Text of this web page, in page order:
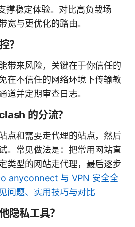
撑稳定体验。对比高负载场
宽与更优化的路由。
？
带来风险，关键在于你信任的
在不信任的网络环境下传输敏
道并定期审查日志。
的分流？
点和需要走代理的站点，然后
。常见做法是：把常用网站直
类型的网站走代理，最后逐步
anyconnect 与 VPN 安全全
问题、实用技巧与对比
隐私工具？